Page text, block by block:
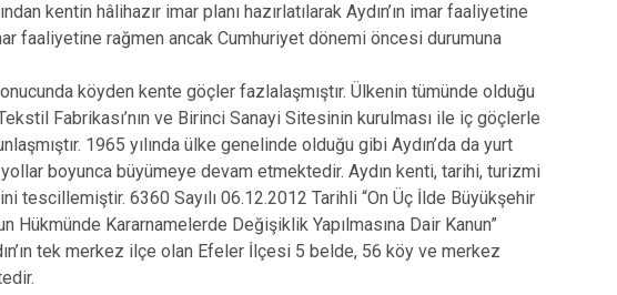
kentin hâlihazır imar planı hazırlatılarak Aydın’ın imar faaliyetine
faaliyetine rağmen ancak Cumhuriyet dönemi öncesi durumuna
köyden kente göçler fazlalaşmıştır. Ülkenin tümünde olduğu
Fabrikası’nın ve Birinci Sanayi Sitesinin kurulması ile iç göçlerle
1965 yılında ülke genelinde olduğu gibi Aydın’da da yurt
boyunca büyümeye devam etmektedir. Aydın kenti, tarihi, turizmi
tescillemiştir. 6360 Sayılı 06.12.2012 Tarihli “On Üç İlde Büyükşehir
Hükmünde Kararnamelerde Değişiklik Yapılmasına Dair Kanun”
tek merkez ilçe olan Efeler İlçesi 5 belde, 56 köy ve merkez